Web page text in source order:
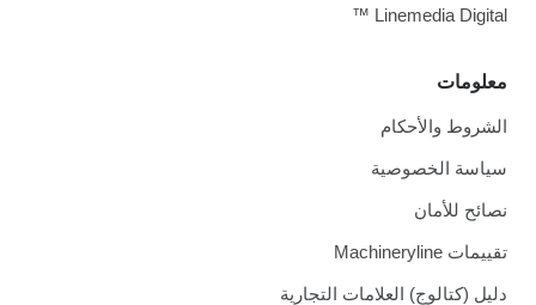
معلومات
الشروط والأحكام
سياسة الخصوصية
نصائح للأمان
تقييمات Machineryline
دليل (كتالوج) العلامات التجارية
Linemedia Digital ™